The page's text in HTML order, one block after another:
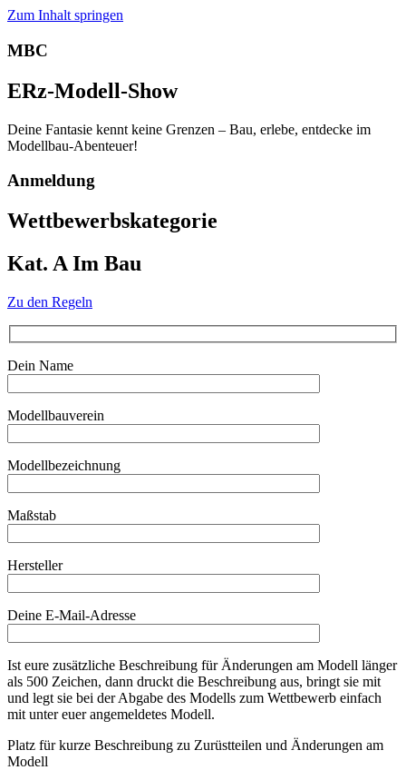
Zum Inhalt springen
MBC
ERz-Modell-Show
Deine Fantasie kennt keine Grenzen – Bau, erlebe, entdecke im
Modellbau-Abenteuer!
Anmeldung
Wettbewerbskategorie
Kat. A Im Bau
Zu den Regeln
Dein Name
Modellbauverein
Modellbezeichnung
Maßstab
Hersteller
Deine E-Mail-Adresse
Ist eure zusätzliche Beschreibung für Änderungen am Modell länger
als 500 Zeichen, dann druckt die Beschreibung aus, bringt sie mit
und legt sie bei der Abgabe des Modells zum Wettbewerb einfach
mit unter euer angemeldetes Modell.
Platz für kurze Beschreibung zu Zurüstteilen und Änderungen am
Modell